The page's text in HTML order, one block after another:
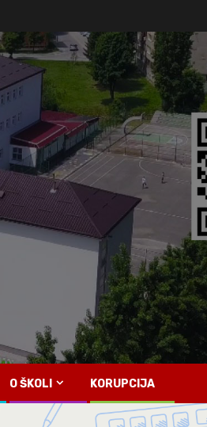
O ŠKOLI KORUPCIJA